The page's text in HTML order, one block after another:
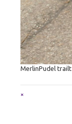
MerlinPudel
Full
×